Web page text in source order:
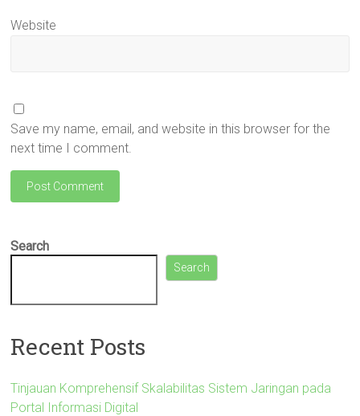
Website
Save my name, email, and website in this browser for the
next time I comment.
Search
Search
Recent Posts
Tinjauan Komprehensif Skalabilitas Sistem Jaringan pada
Portal Informasi Digital